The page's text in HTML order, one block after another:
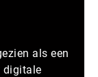
als een
digitale